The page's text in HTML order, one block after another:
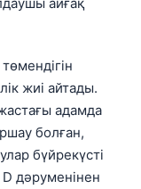
жиі айтады.
адамда
болған,
бүйрекүсті
дәруменінен